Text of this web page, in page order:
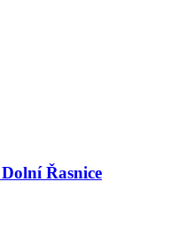
Řasnice